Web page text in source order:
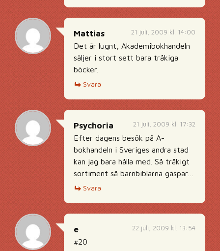
21 juli, 2009 kl. 14:00
Mattias
Det är lugnt, Akademibokhandeln
säljer i stort sett bara tråkiga
böcker.
Svara
21 juli, 2009 kl. 17:32
Psychoria
Efter dagens besök på A-
bokhandeln i Sveriges andra stad
kan jag bara hålla med. Så tråkigt
sortiment så barnbiblarna gäspar…
Svara
22 juli, 2009 kl. 13:54
e
#20